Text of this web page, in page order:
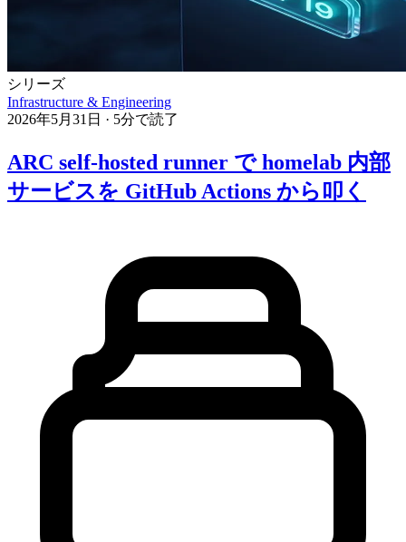
シリーズ
Infrastructure & Engineering
2026年5月31日 · 5分で読了
ARC self-hosted runner で homelab 内部
サービスを GitHub Actions から叩く